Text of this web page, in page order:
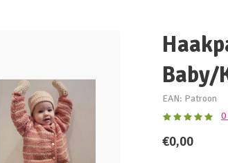
Baby/
EAN: Patroon
0
€0,00